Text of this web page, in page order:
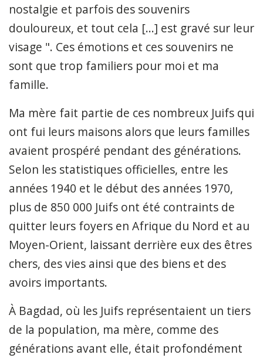
nostalgie et parfois des souvenirs
douloureux, et tout cela [...] est gravé sur leur
visage ". Ces émotions et ces souvenirs ne
sont que trop familiers pour moi et ma
famille.
Ma mère fait partie de ces nombreux Juifs qui
ont fui leurs maisons alors que leurs familles
avaient prospéré pendant des générations.
Selon les statistiques officielles, entre les
années 1940 et le début des années 1970,
plus de 850 000 Juifs ont été contraints de
quitter leurs foyers en Afrique du Nord et au
Moyen-Orient, laissant derrière eux des êtres
chers, des vies ainsi que des biens et des
avoirs importants.
À Bagdad, où les Juifs représentaient un tiers
de la population, ma mère, comme des
générations avant elle, était profondément